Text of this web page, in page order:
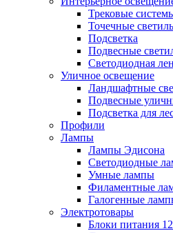
Трековые
Точечные
Подсветка
Подвесные
Светодиодная
Уличное освещение
Ландшафтные
Подвесные
Подсветка для
Профили
Лампы
Лампы Эдисона
Светодиодные
Умные лампы
Филаментные
Галогенные
Электротовары
Блоки питания